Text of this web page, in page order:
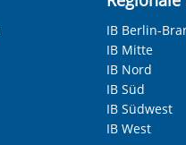
IB Berlin-
IB Mitte
IB Nord
IB Süd
IB Südwest
IB West